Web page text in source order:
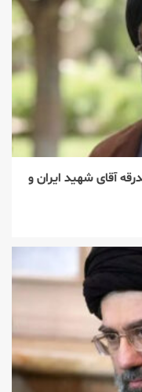
آقای شهید ایران و